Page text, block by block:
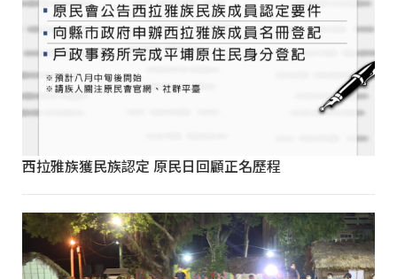
西拉雅族獲民族認定 原民日回顧正名歷程